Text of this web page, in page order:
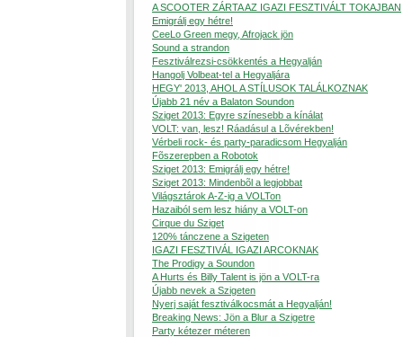
A SCOOTER ZÁRTA AZ IGAZI FESZTIVÁLT TOKAJBAN
Emigrálj egy hétre!
CeeLo Green megy, Afrojack jön
Sound a strandon
Fesztiválrezsi-csökkentés a Hegyalján
Hangolj Volbeat-tel a Hegyaljára
HEGY' 2013, AHOL A STÍLUSOK TALÁLKOZNAK
Újabb 21 név a Balaton Soundon
Sziget 2013: Egyre színesebb a kínálat
VOLT: van, lesz! Ráadásul a Lõvérekben!
Vérbeli rock- és party-paradicsom Hegyalján
Fõszerepben a Robotok
Sziget 2013: Emigrálj egy hétre!
Sziget 2013: Mindenbõl a legjobbat
Világsztárok A-Z-ig a VOLTon
Hazaiból sem lesz hiány a VOLT-on
Cirque du Sziget
120% tánczene a Szigeten
IGAZI FESZTIVÁL IGAZI ARCOKNAK
The Prodigy a Soundon
A Hurts és Billy Talent is jön a VOLT-ra
Újabb nevek a Szigeten
Nyerj saját fesztiválkocsmát a Hegyalján!
Breaking News: Jön a Blur a Szigetre
Party kétezer méteren